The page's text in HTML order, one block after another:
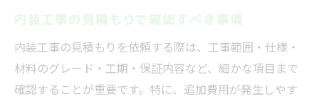
内装工事の見積もりで確認すべき事項
内装工事の見積もりを依頼する際は、工事範囲・仕様・
材料のグレード・工期・保証内容など、細かな項目まで
確認することが重要です。特に、追加費用が発生しやす